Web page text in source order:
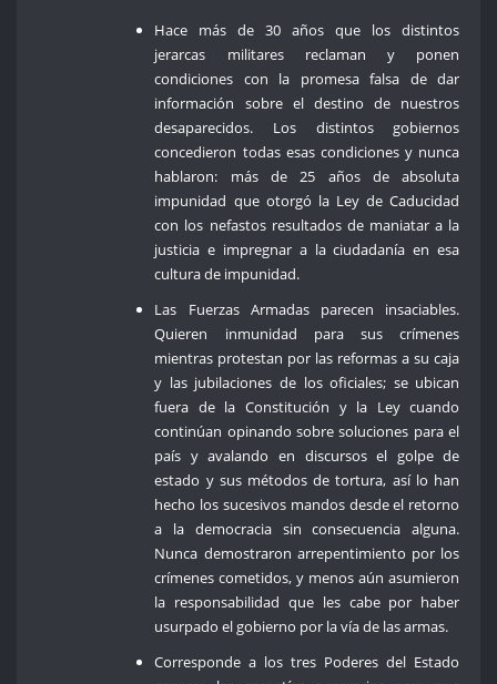
Hace más de 30 años que los distintos
jerarcas militares reclaman y ponen
condiciones con la promesa falsa de dar
información sobre el destino de nuestros
desaparecidos. Los distintos gobiernos
concedieron todas esas condiciones y nunca
hablaron: más de 25 años de absoluta
impunidad que otorgó la Ley de Caducidad
con los nefastos resultados de maniatar a la
justicia e impregnar a la ciudadanía en esa
cultura de impunidad.
Las Fuerzas Armadas parecen insaciables.
Quieren inmunidad para sus crímenes
mientras protestan por las reformas a su caja
y las jubilaciones de los oficiales; se ubican
fuera de la Constitución y la Ley cuando
continúan opinando sobre soluciones para el
país y avalando en discursos el golpe de
estado y sus métodos de tortura, así lo han
hecho los sucesivos mandos desde el retorno
a la democracia sin consecuencia alguna.
Nunca demostraron arrepentimiento por los
crímenes cometidos, y menos aún asumieron
la responsabilidad que les cabe por haber
usurpado el gobierno por la vía de las armas.
Corresponde a los tres Poderes del Estado